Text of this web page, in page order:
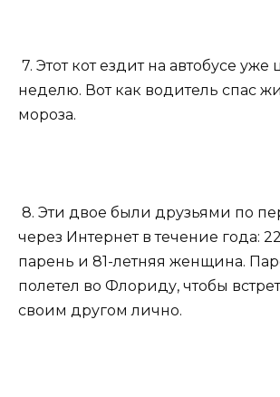
7. Этот кот ездит на автобусе уже
неделю. Вот как водитель спас
мороза.
8. Эти двое были друзьями по
через Интернет в течение года:
парень и 81-летняя женщина.
полетел во Флориду, чтобы
своим другом лично.